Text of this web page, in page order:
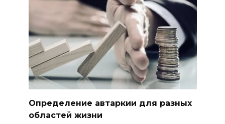
Определение автаркии для разных
областей жизни